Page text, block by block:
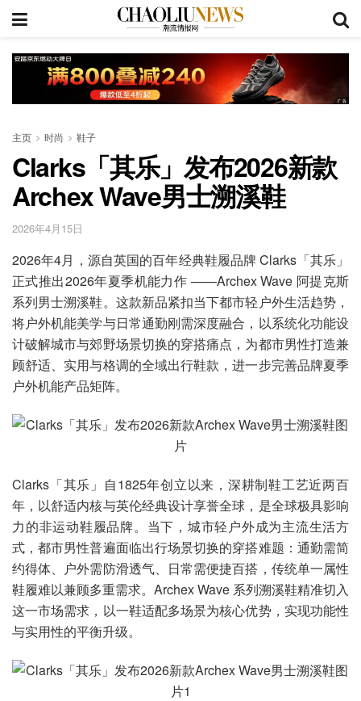
主页 时尚 鞋子
Clarks「其乐」发布2026新款
Archex Wave男士溯溪鞋
2026年4月15日
2026年4月，源自英国的百年经典鞋履品牌 Clarks「其乐」
正式推出2026年夏季机能力作 ——Archex Wave 阿提克斯
系列男士溯溪鞋。这款新品紧扣当下都市轻户外生活趋势，
将户外机能美学与日常通勤刚需深度融合，以系统化功能设
计破解城市与郊野场景切换的穿搭痛点，为都市男性打造兼
顾舒适、实用与格调的全域出行鞋款，进一步完善品牌夏季
户外机能产品矩阵。
Clarks「其乐」自1825年创立以来，深耕制鞋工艺近两百
年，以舒适内核与英伦经典设计享誉全球，是全球极具影响
力的非运动鞋履品牌。当下，城市轻户外成为主流生活方
式，都市男性普遍面临出行场景切换的穿搭难题：通勤需简
约得体、户外需防滑透气、日常需便捷百搭，传统单一属性
鞋履难以兼顾多重需求。Archex Wave 系列溯溪鞋精准切入
这一市场需求，以一鞋适配多场景为核心优势，实现功能性
与实用性的平衡升级。